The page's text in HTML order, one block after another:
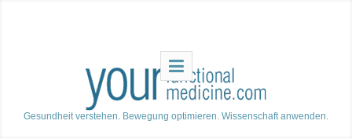
Gesundheit verstehen. Bewegung optimieren. Wissenschaft anwenden.